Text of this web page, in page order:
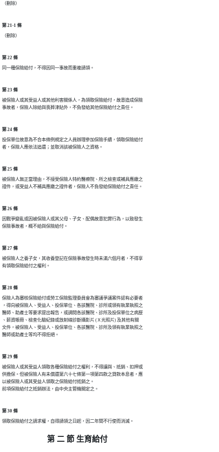
（刪除）
第 21-1 條
（刪除）
第 22 條
同一種保險給付，不得因同一事故而重複請領。
第 23 條
被保險人或其受益人或其他利害關係人，為領取保險給付，故意造成保險
事故者，保險人除給與喪葬津貼外，不負發給其他保險給付之責任。
第 24 條
投保單位故意為不合本條例規定之人員辦理參加保險手續，領取保險給付
者，保險人應依法追還；並取消該被保險人之資格。
第 25 條
被保險人無正當理由，不接受保險人特約醫療院、所之檢查或補具應繳之
證件，或受益人不補具應繳之證件者，保險人不負發給保險給付之責任。
第 26 條
因戰爭變亂或因被保險人或其父母、子女、配偶故意犯罪行為，以致發生
保險事故者，概不給與保險給付。
第 27 條
被保險人之養子女，其收養登記在保險事故發生時未滿六個月者，不得享
有領取保險給付之權利。
第 28 條
保險人為審核保險給付或勞工保險監理委員會為審議爭議案件認有必要者
，得向被保險人、受益人、投保單位、各該醫院、診所或領有執業執照之
醫師、助產士等要求提出報告，或調閱各該醫院、診所及投保單位之病歷
、薪資帳冊、檢查化驗紀錄或放射線診斷攝影片 (Ｘ光照片) 及其他有關
文件，被保險人、受益人、投保單位、各該醫院、診所及領有執業執照之
醫師或助產士等均不得拒絕。
第 29 條
被保險人或其受益人領取各種保險給付之權利，不得讓與、抵銷、扣押或
供擔保。但被保險人有未償還第六十七條第一項第四款之貸款本息者，應
以被保險人或其受益人領取之保險給付抵銷之。
前項保險給付之抵銷辦法，由中央主管機關定之。
第 30 條
領取保險給付之請求權，自得請領之日起，因二年間不行使而消滅。
第 二 節 生育給付